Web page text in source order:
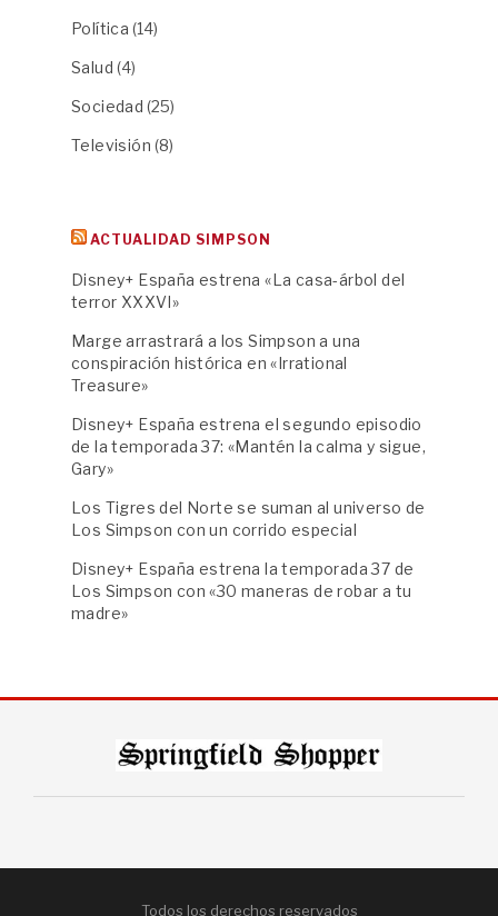
Política (14)
Salud (4)
Sociedad (25)
Televisión (8)
ACTUALIDAD SIMPSON
Disney+ España estrena «La casa-árbol del
terror XXXVI»
Marge arrastrará a los Simpson a una
conspiración histórica en «Irrational
Treasure»
Disney+ España estrena el segundo episodio
de la temporada 37: «Mantén la calma y sigue,
Gary»
Los Tigres del Norte se suman al universo de
Los Simpson con un corrido especial
Disney+ España estrena la temporada 37 de
Los Simpson con «30 maneras de robar a tu
madre»
Todos los derechos reservados